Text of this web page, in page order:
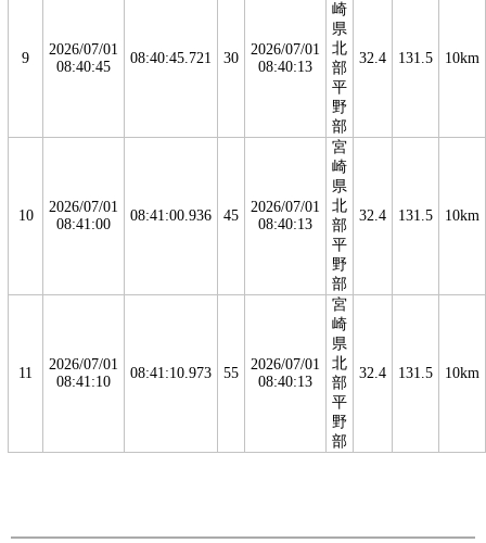
9
2026/07/01
08:40:45
08:40:45.721 30
2026/07/01
08:40:13
崎
県
北
部
平
野
部
32.4 131.5 10km
10
2026/07/01
08:41:00
08:41:00.936 45
2026/07/01
08:40:13
宮
崎
県
北
部
平
野
部
32.4 131.5 10km
11
2026/07/01
08:41:10
08:41:10.973 55
2026/07/01
08:40:13
宮
崎
県
北
部
平
野
部
32.4 131.5 10km